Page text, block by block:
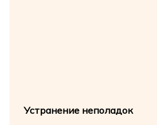
Устранение неполадок